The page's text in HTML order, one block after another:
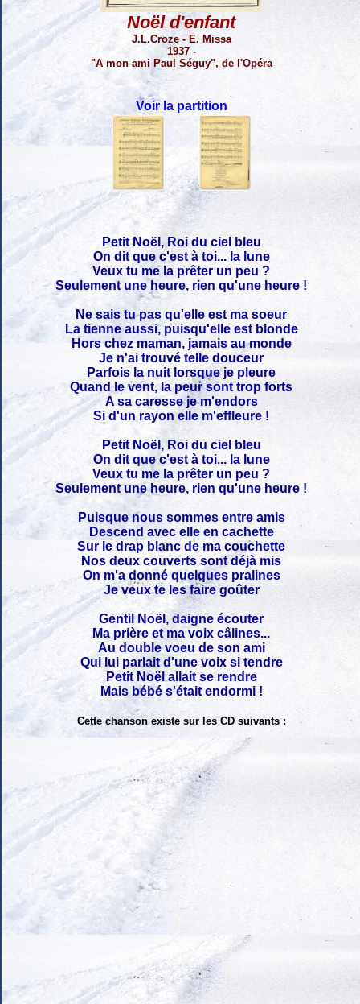
Noël d'enfant
J.L.Croze - E. Missa
1937 -
"A mon ami Paul Séguy", de l'Opéra
Voir la partition
Petit Noël, Roi du ciel bleu
On dit que c'est à toi... la lune
Veux tu me la prêter un peu ?
Seulement une heure, rien qu'une heure !
Ne sais tu pas qu'elle est ma soeur
La tienne aussi, puisqu'elle est blonde
Hors chez maman, jamais au monde
Je n'ai trouvé telle douceur
Parfois la nuit lorsque je pleure
Quand le vent, la peur sont trop forts
A sa caresse je m'endors
Si d'un rayon elle m'effleure !
Petit Noël, Roi du ciel bleu
On dit que c'est à toi... la lune
Veux tu me la prêter un peu ?
Seulement une heure, rien qu'une heure !
Puisque nous sommes entre amis
Descend avec elle en cachette
Sur le drap blanc de ma couchette
Nos deux couverts sont déjà mis
On m'a donné quelques pralines
Je veux te les faire goûter
Gentil Noël, daigne écouter
Ma prière et ma voix câlines...
Au double voeu de son ami
Qui lui parlait d'une voix si tendre
Petit Noël allait se rendre
Mais bébé s'était endormi !
Cette chanson existe sur les CD suivants :